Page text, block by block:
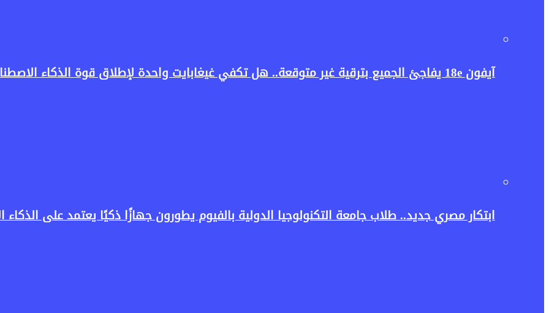
آيفون 18e يفاجئ الجميع بترقية غير متوقعة.. هل تكفي غيغابايت واحدة لإطلاق قوة الذكاء الاصطناعي؟
ابتكار مصري جديد.. طلاب جامعة التكنولوجيا الدولية بالفيوم يطورون جهازًا ذكيًا يعتمد على الذكاء